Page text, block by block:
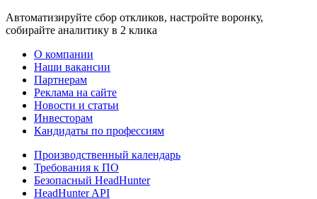
Автоматизируйте сбор откликов, настройте воронку,
собирайте аналитику в 2 клика
О компании
Наши вакансии
Партнерам
Реклама на сайте
Новости и статьи
Инвесторам
Кандидаты по профессиям
Производственный календарь
Требования к ПО
Безопасный HeadHunter
HeadHunter API